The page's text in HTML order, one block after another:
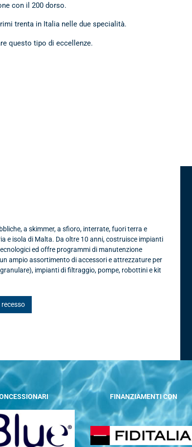
con il 200 dorso.
trenta in Italia nelle due specialità.
questo tipo di eccellenze.
a skimmer, a sfioro, interrate, fuori terra e
e isola di Malta. Da oltre 10 anni, costruisce impianti
ed offre programmi di manutenzione
ampio assortimento di accessori e attrezzature per
impianti di filtraggio, pompe, robottini e kit
FINANZIAMENTI CON